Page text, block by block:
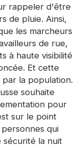
rappeler d'être
de pluie. Ainsi,
les marcheurs
de rue,
à haute visibilité
Et cette
la population.
souhaite
pour
sur le point
qui
la nuit